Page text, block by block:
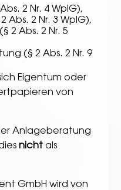
2 Nr. 4 WpIG),
2 Nr. 3 WpIG),
2 Abs. 2 Nr. 5
(§ 2 Abs. 2 Nr. 9
Eigentum oder
von
Anlageberatung
nicht als
GmbH wird von